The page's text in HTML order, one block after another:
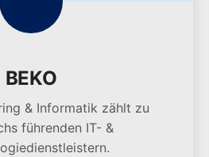
BEKO
& Informatik zählt zu
führenden IT- &